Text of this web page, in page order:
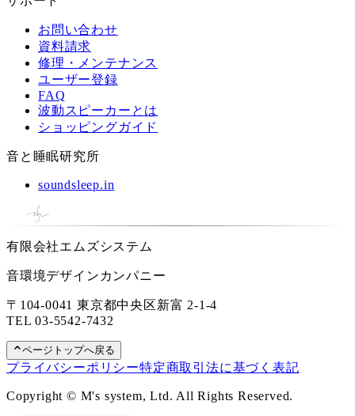
お問い合わせ
資料請求
修理・メンテナンス
ユーザー登録
FAQ
波動スピーカーとは
ショッピングガイド
音と睡眠研究所
soundsleep.in
有限会社エムズシステム
音環境デザインカンパニー
〒104-0041 東京都中央区新富 2-1-4
TEL03-5542-7432
ページトップへ戻る
プライバシーポリシー特定商取引法に基づく表記
Copyright © M's system, Ltd. All Rights Reserved.